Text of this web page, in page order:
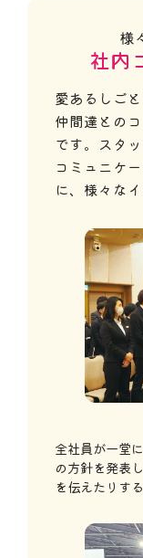
様
社内
愛あるしご
仲間達との
です。 スタ
コミュニケ
に、様々な
全社員が一堂
の方針を発表
を伝えたりす